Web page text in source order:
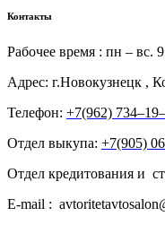
Контакты
Рабочее время : пн – вс.
Адрес: г.Новокузнецк ,
Телефон: +7(962)
Отдел выкупа: +7(905)
Отдел кредитования и
E-mail :